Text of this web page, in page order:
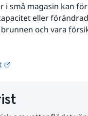
i små magasin kan
eller
och vara
Länk till annan